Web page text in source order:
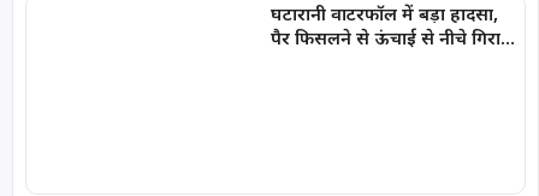
घटारानी वाटरफॉल में बड़ा हादसा,
पैर फिसलने से ऊंचाई से नीचे गिरा